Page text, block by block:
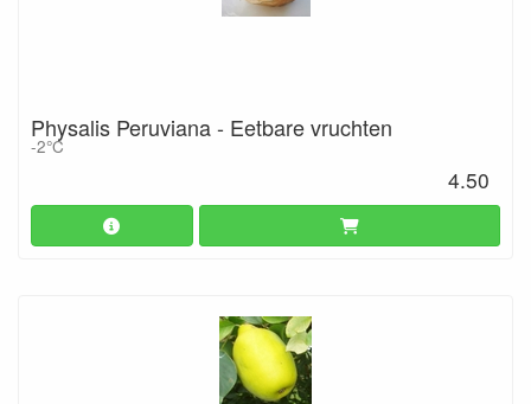
Physalis Peruviana - Eetbare vruchten
-2°C
4.50